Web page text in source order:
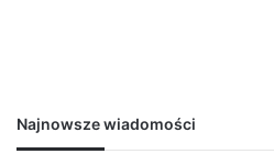
Najnowsze wiadomości